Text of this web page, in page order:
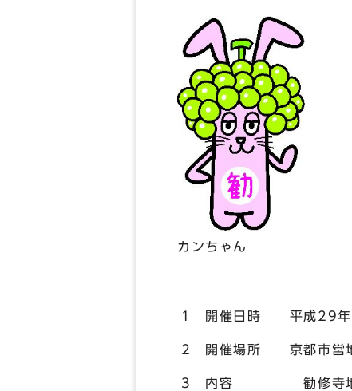
カンちゃん
1 開催日時 平成29年8
2 開催場所 京都市営地
3 内容 勧修寺地域産